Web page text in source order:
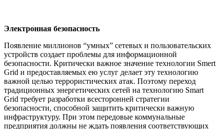
Электронная безопасность
Появление миллионов “умных” сетевых и пользовательских
устройств создает проблемы для информационной
безопасности. Критически важное значение технологии Smert
Grid и предоставляемых ею услуг делает эту технологию
важной целью террористических атак. Поэтому переход
традиционных энергетических сетей на технологию Smart
Grid требует разработки всесторонней стратегии
безопасности, способной защитить критически важную
инфраструктуру. При этом передовые коммунальные
предприятия должны не ждать появления соответствующих